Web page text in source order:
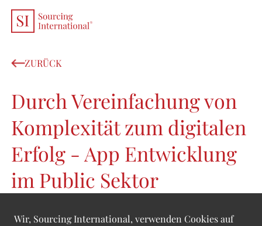
Wir, Sourcing International, verwenden Cookies auf
ZURÜCK
Durch Vereinfachung von
Komplexität zum digitalen
Erfolg - App Entwicklung
im Public Sektor